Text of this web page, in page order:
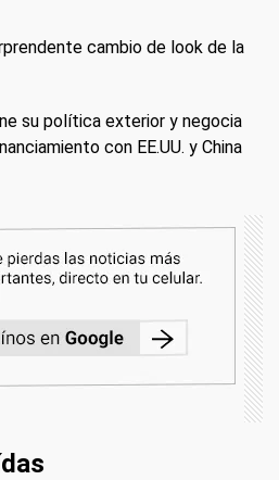
cambio de look de la
su política exterior y negocia
con EE.UU. y China